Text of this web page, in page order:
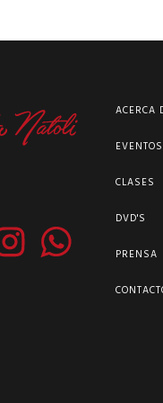
ACERCA
EVENTOS
CLASES
DVD'S
PRENSA